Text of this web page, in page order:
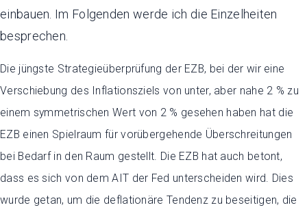
einbauen. Im Folgenden werde ich die Einzelheiten
besprechen.
Die jüngste Strategieüberprüfung der EZB, bei der wir eine
Verschiebung des Inflationsziels von unter, aber nahe 2 % zu
einem symmetrischen Wert von 2 % gesehen haben hat die
EZB einen Spielraum für vorübergehende Überschreitungen
bei Bedarf in den Raum gestellt. Die EZB hat auch betont,
dass es sich von dem AIT der Fed unterscheiden wird. Dies
wurde getan, um die deflationäre Tendenz zu beseitigen, die